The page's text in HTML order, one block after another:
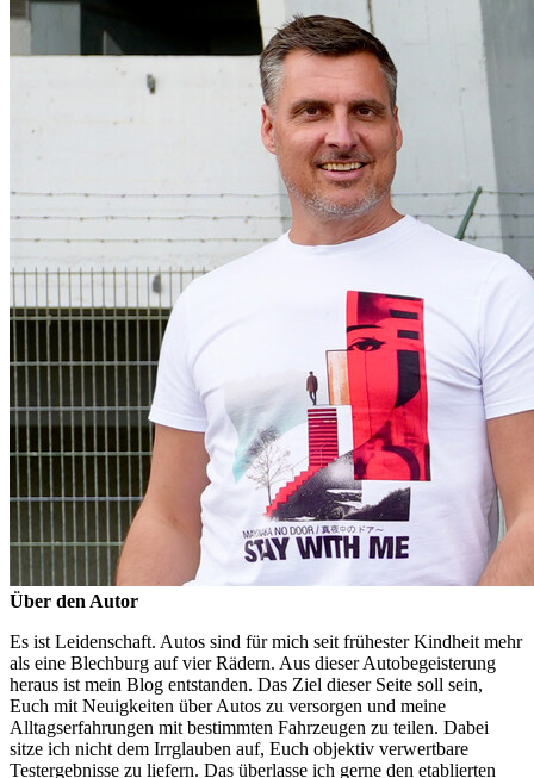
Über den Autor
Es ist Leidenschaft. Autos sind für mich seit frühester Kindheit mehr
als eine Blechburg auf vier Rädern. Aus dieser Autobegeisterung
heraus ist mein Blog entstanden. Das Ziel dieser Seite soll sein,
Euch mit Neuigkeiten über Autos zu versorgen und meine
Alltagserfahrungen mit bestimmten Fahrzeugen zu teilen. Dabei
sitze ich nicht dem Irrglauben auf, Euch objektiv verwertbare
Testergebnisse zu liefern. Das überlasse ich gerne den etablierten